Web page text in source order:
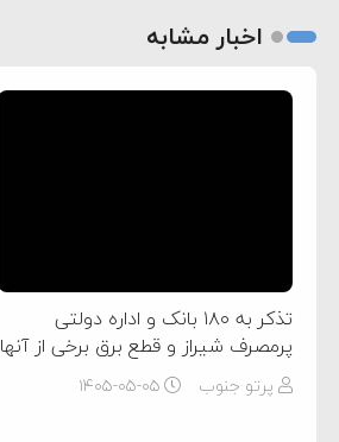
اخبار مشابه
تذکر به ۱۸۰ بانک و اداره دولتی
پرمصرف شیراز و قطع برق برخی از آنها
پرتو جنوب ۱۴۰۵-۰۵-۰۵